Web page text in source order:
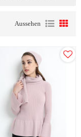
Aussehen